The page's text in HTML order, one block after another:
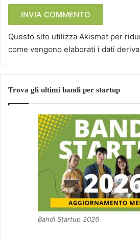
Questo sito utilizza Akismet per
come vengono elaborati i dati
Trova gli ultimi bandi per startup
Bandi Startup 2026